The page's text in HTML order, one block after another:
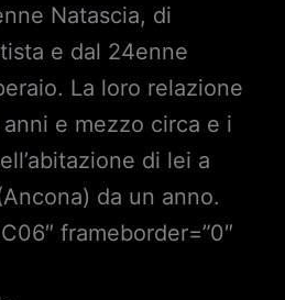
Natascia, di
e dal 24enne
La loro relazione
e mezzo circa e i
di lei a
da un anno.
frameborder=”0″